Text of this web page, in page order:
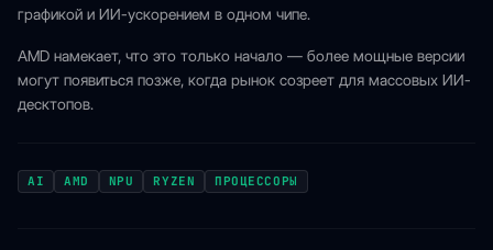
графикой и ИИ-ускорением в одном чипе.
AMD намекает, что это только начало — более мощные версии
могут появиться позже, когда рынок созреет для массовых ИИ-
десктопов.
AI AMD NPU RYZEN ПРОЦЕССОРЫ